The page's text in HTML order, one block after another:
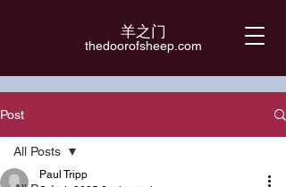
羊之门
​thedoorofsheep.com
Post
All Posts
Paul Tripp